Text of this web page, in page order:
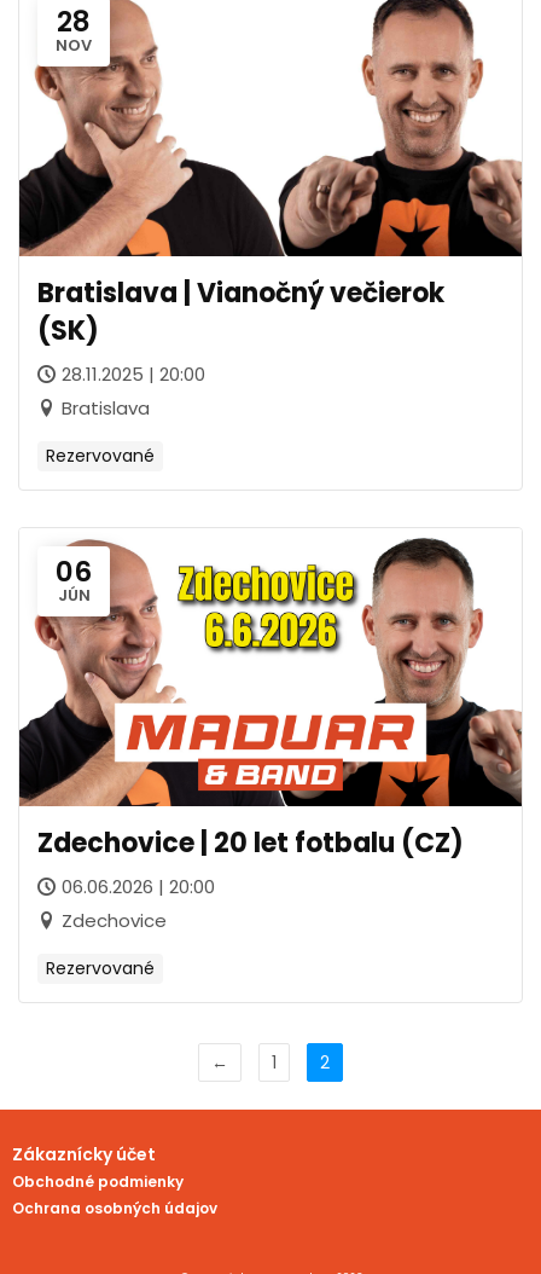
28
NOV
Bratislava | Vianočný večierok
(SK)
28.11.2025 | 20:00
Bratislava
Rezervované
06
JÚN
Zdechovice | 20 let fotbalu (CZ)
06.06.2026 | 20:00
Zdechovice
Rezervované
← 1 2
Zákaznícky účet
Obchodné podmienky
Ochrana osobných údajov